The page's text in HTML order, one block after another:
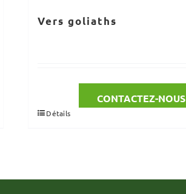
Vers goliaths
CONTACTEZ-NOUS
Détails